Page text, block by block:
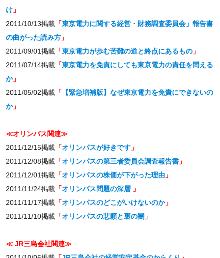
け」
2011/10/13掲載「東京電力に関する経営・財務調査委員会」報告書
の曲がった読み方」
2011/09/01掲載「東京電力が歩む苦難の道と終点にあるもの」
2011/07/14掲載「東京電力を免責にしても東京電力の責任を問える
か」
2011/05/02掲載「 【緊急増補版】なぜ東京電力を免責にできないの
か」
≪オリンパス関連≫
2011/12/15掲載「オリンパスが好きです」
2011/12/08掲載「オリンパスの第三者委員会調査報告書」
2011/12/01掲載「オリンパスの株価が下がった理由」
2011/11/24掲載「オリンパス問題の深層 」
2011/11/17掲載「オリンパスのどこがいけないのか」
2011/11/10掲載「オリンパスの悲願と裏の闇 」
≪ JR三島会社関連≫